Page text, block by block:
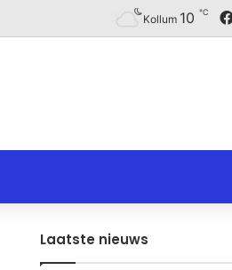
Kollum 10 ℃
Laatste nieuws